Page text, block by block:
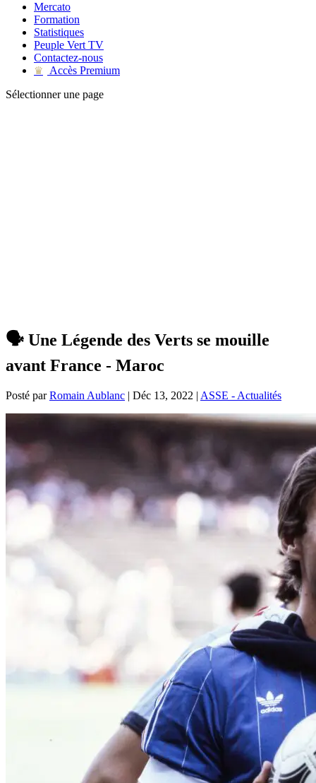
Mercato
Formation
Statistiques
Peuple Vert TV
Contactez-nous
♛
Accès Premium
Sélectionner une page
🗣 Une Légende des Verts se mouille
avant France - Maroc
Posté parRomain Aublanc | Déc 13, 2022 | ASSE - Actualités